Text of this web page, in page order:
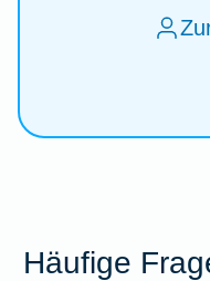
Häufige